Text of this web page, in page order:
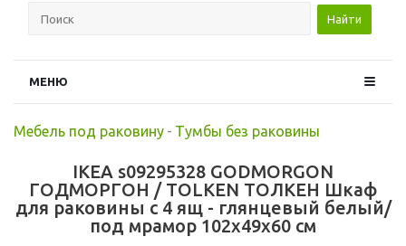
Найти
МЕНЮ
Мебель под раковину - Тумбы без раковины
IKEA s09295328 GODMORGON
ГОДМОРГОН / TOLKEN ТОЛКЕН Шкаф
для раковины с 4 ящ - глянцевый белый/
под мрамор 102x49x60 см